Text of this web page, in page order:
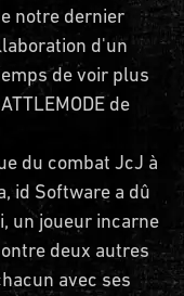
notre dernier
d'un
de voir plus
de
du combat JcJ à
id Software a dû
un joueur incarne
deux autres
avec ses